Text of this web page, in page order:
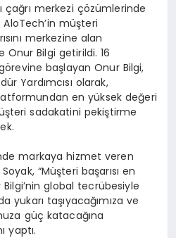
çağrı merkezi çözümlerinde
AloTech’in müşteri
merkezine alan
Onur Bilgi getirildi. 16
başlayan Onur Bilgi,
Yardımcısı olarak,
en yüksek değeri
sadakatini pekiştirme
markaya hizmet veren
“Müşteri başarısı en
global tecrübesiyle
taşıyacağımıza ve
güç katacağına
yaptı.